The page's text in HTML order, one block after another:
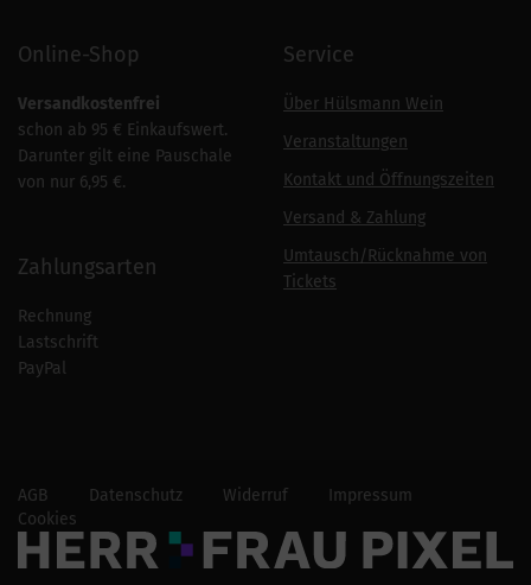
Online-Shop
Versandkostenfrei
schon ab 95 € Einkaufswert.
Darunter gilt eine Pauschale
von nur 6,95 €.
Zahlungsarten
Rechnung
Lastschrift
PayPal
Service
Über Hülsmann Wein
Veranstaltungen
Kontakt und Öffnungszeiten
Versand & Zahlung
Umtausch/Rücknahme von
Tickets
AGB Datenschutz Widerruf
Impressum
Cookies